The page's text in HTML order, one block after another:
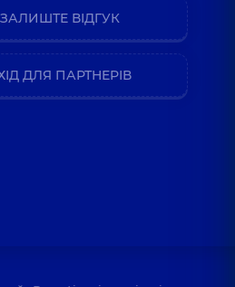
ЗАЛИШТЕ ВІДГУК
ДЛЯ ПАРТНЕРІВ